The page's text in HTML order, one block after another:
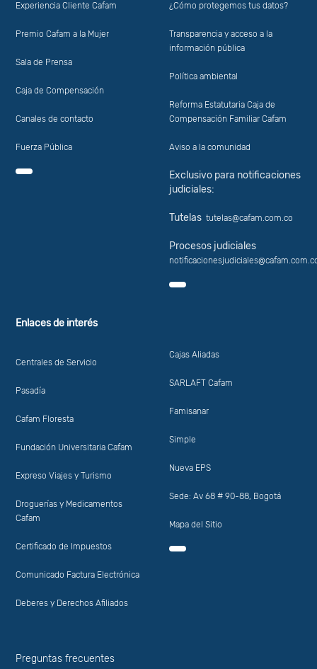
Experiencia Cliente Cafam
Premio Cafam a la Mujer
Sala de Prensa
Caja de Compensación
Canales de contacto
Fuerza Pública
¿Cómo protegemos tus datos?
Transparencia y acceso a la
información pública
Política ambiental
Reforma Estatutaria Caja de
Compensación Familiar Cafam
Aviso a la comunidad
Exclusivo para notificaciones
judiciales:
Tutelas tutelas@cafam.com.co
Procesos judiciales
Enlaces de interés
Centrales de Servicio
Pasadía
Cafam Floresta
Fundación Universitaria Cafam
Expreso Viajes y Turismo
Droguerías y Medicamentos
Cafam
Certificado de Impuestos
Comunicado Factura Electrónica
Deberes y Derechos Afiliados
Cajas Aliadas
SARLAFT Cafam
Famisanar
Simple
Nueva EPS
Sede: Av 68 # 90-88, Bogotá
Mapa del Sitio
Preguntas frecuentes